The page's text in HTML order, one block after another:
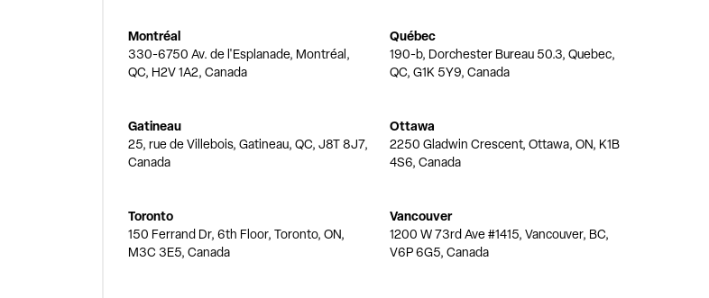
Montréal
330-6750 Av. de l'Esplanade, Montréal,
QC, H2V 1A2, Canada
Québec
190-b, Dorchester Bureau 50.3, Quebec,
QC, G1K 5Y9, Canada
Gatineau
25, rue de Villebois, Gatineau, QC, J8T 8J7,
Canada
Ottawa
2250 Gladwin Crescent, Ottawa, ON, K1B
4S6, Canada
Toronto
150 Ferrand Dr, 6th Floor, Toronto, ON,
M3C 3E5, Canada
Vancouver
1200 W 73rd Ave #1415, Vancouver, BC,
V6P 6G5, Canada